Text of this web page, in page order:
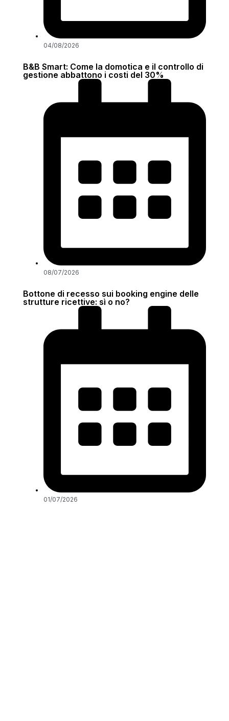
04/08/2026
B&B Smart: Come la domotica e il controllo di
gestione abbattono i costi del 30%
08/07/2026
Bottone di recesso sui booking engine delle
strutture ricettive: sì o no?
01/07/2026